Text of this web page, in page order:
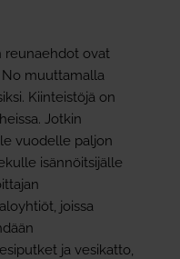
reunaehdot ovat
No muuttamalla
Kiinteistöjä on
Jotkin
vuodelle paljon
isännöitsijälle
joissa
ja vesikatto,